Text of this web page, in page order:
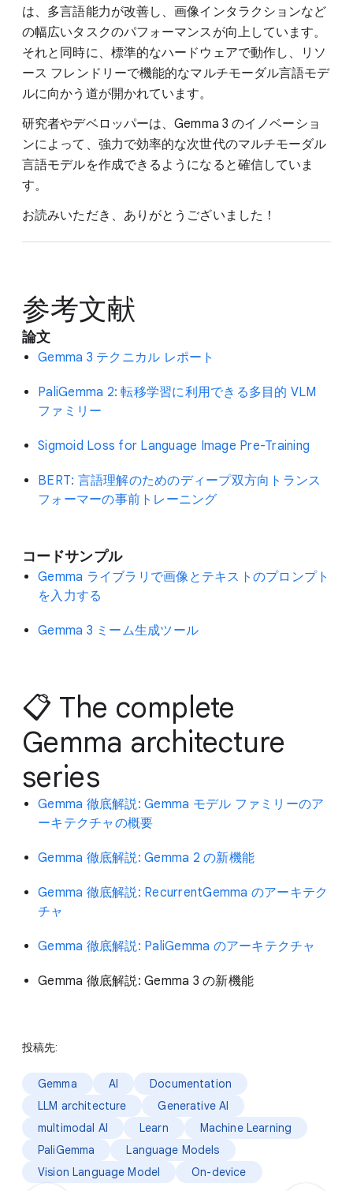
は、多言語能力が改善し、画像インタラクションなど
の幅広いタスクのパフォーマンスが向上しています。
それと同時に、標準的なハードウェアで動作し、リソ
ース フレンドリーで機能的なマルチモーダル言語モデ
ルに向かう道が開かれています。
研究者やデベロッパーは、Gemma 3 のイノベーショ
ンによって、強力で効率的な次世代のマルチモーダル
言語モデルを作成できるようになると確信していま
す。
お読みいただき、ありがとうございました！
参考文献
論文
Gemma 3 テクニカル レポート
PaliGemma 2: 転移学習に利用できる多目的 VLM
ファミリー
Sigmoid Loss for Language Image Pre-Training
BERT: 言語理解のためのディープ双方向トランス
フォーマーの事前トレーニング
コードサンプル
Gemma ライブラリで画像とテキストのプロンプト
を入力する
Gemma 3 ミーム生成ツール
📋 The complete
Gemma architecture
series
Gemma 徹底解説: Gemma モデル ファミリーのア
ーキテクチャの概要
Gemma 徹底解説: Gemma 2 の新機能
Gemma 徹底解説: RecurrentGemma のアーキテク
チャ
Gemma 徹底解説: PaliGemma のアーキテクチャ
Gemma 徹底解説: Gemma 3 の新機能
投稿先:
Gemma AI
Documentation
LLM architecture
Generative AI
multimodal AI
Learn
Machine Learning
PaliGemma
Language Models
Vision Language Model
On-device